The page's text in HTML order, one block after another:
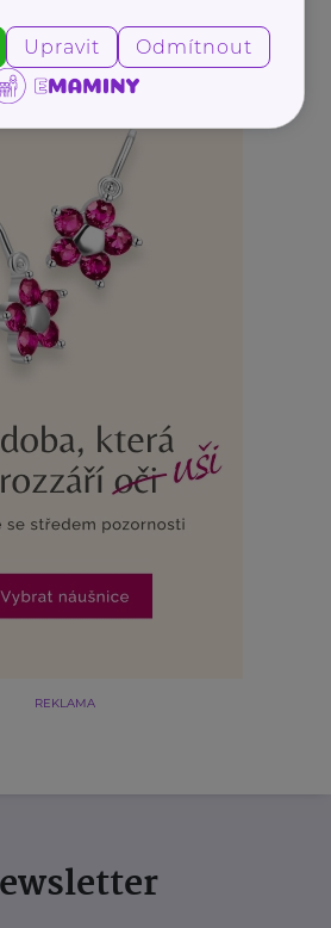
REKLAMA
Upravit Odmítnout